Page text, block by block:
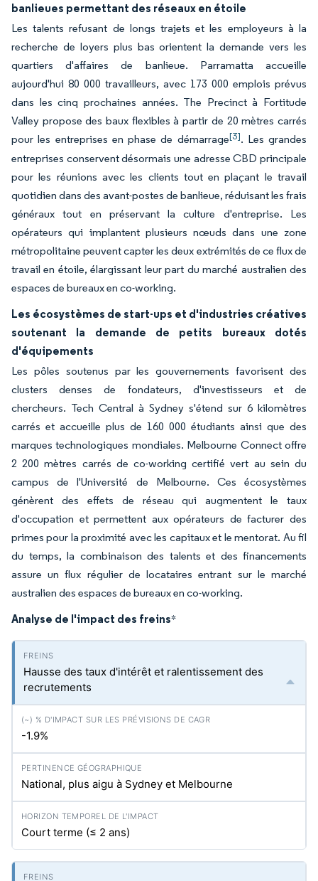
banlieues permettant des réseaux en étoile
Les talents refusant de longs trajets et les employeurs à la
recherche de loyers plus bas orientent la demande vers les
quartiers d'affaires de banlieue. Parramatta accueille
aujourd'hui 80 000 travailleurs, avec 173 000 emplois prévus
dans les cinq prochaines années. The Precinct à Fortitude
Valley propose des baux flexibles à partir de 20 mètres carrés
pour les entreprises en phase de démarrage[3]. Les grandes
entreprises conservent désormais une adresse CBD principale
pour les réunions avec les clients tout en plaçant le travail
quotidien dans des avant-postes de banlieue, réduisant les frais
généraux tout en préservant la culture d'entreprise. Les
opérateurs qui implantent plusieurs nœuds dans une zone
métropolitaine peuvent capter les deux extrémités de ce flux de
travail en étoile, élargissant leur part du marché australien des
espaces de bureaux en co-working.
Les écosystèmes de start-ups et d'industries créatives
soutenant la demande de petits bureaux dotés
d'équipements
Les pôles soutenus par les gouvernements favorisent des
clusters denses de fondateurs, d'investisseurs et de
chercheurs. Tech Central à Sydney s'étend sur 6 kilomètres
carrés et accueille plus de 160 000 étudiants ainsi que des
marques technologiques mondiales. Melbourne Connect offre
2 200 mètres carrés de co-working certifié vert au sein du
campus de l'Université de Melbourne. Ces écosystèmes
génèrent des effets de réseau qui augmentent le taux
d'occupation et permettent aux opérateurs de facturer des
primes pour la proximité avec les capitaux et le mentorat. Au fil
du temps, la combinaison des talents et des financements
assure un flux régulier de locataires entrant sur le marché
australien des espaces de bureaux en co-working.
Analyse de l'impact des freins*
Hausse des taux d'intérêt et ralentissement des
recrutements
-1.9%
National, plus aigu à Sydney et Melbourne
Court terme (≤ 2 ans)